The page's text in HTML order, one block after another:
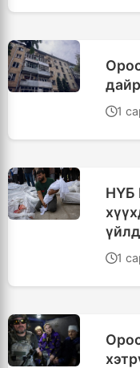
1
НҮБ
1